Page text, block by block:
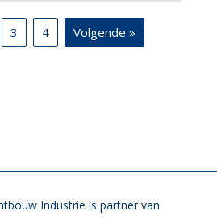
3 4 Volgende »
Industrie is partner van